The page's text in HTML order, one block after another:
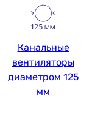
Канальные
вентиляторы
диаметром 125
мм